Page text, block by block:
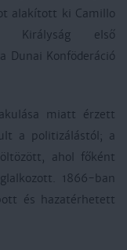
alakított ki Camillo
Királyság első
Dunai Konföderáció
miatt érzett
a politizálástól; a
ahol főként
1866-ban
és hazatérhetett